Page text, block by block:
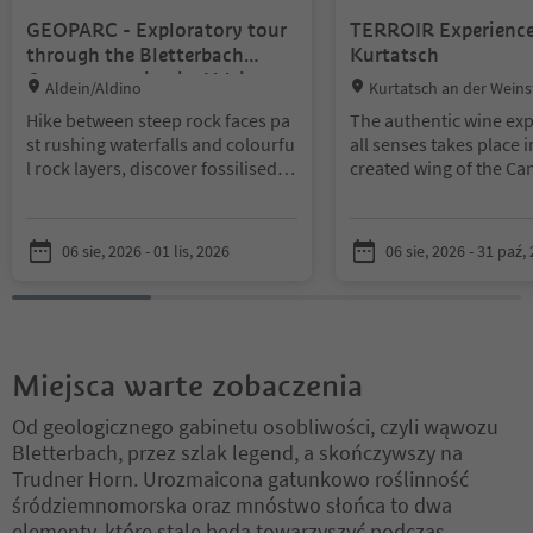
GEOPARC - Exploratory tour
through the Bletterbach
Gorge – starting in Aldein
Location:
Aldein/Aldino
Hike between steep rock faces pa
st rushing waterfalls and colourfu
l rock layers, discover fossilised pl
ed tour through the GEOPARC Blet
terbach is a special experience tra
r Centre. A forest path then leads i
nto the deep porphyry gorge mad
e of volcanic rock. From there, the
trail continues upstream to the co
lourful and varied sandstone laye
rs, where the valley widens. Scient
ists have found valuable plant fos
06 sie, 2026 - 01 lis, 2026
TERROIR
Kurtatsch
Location:
Kurtatsch an der
ine Road
The authentic wine
all senses takes place
created wing of the
the importance of
variety of Kurtatsch’s
natural rock wall and
TERROIR line.
The number of
limited to a maximum
people.
06 sie, 2026 - 31 paź,
Miejsca warte zobaczenia
Od geologicznego gabinetu osobliwości, czyli wąwozu
Bletterbach, przez szlak legend, a skończywszy na
Trudner Horn. Urozmaicona gatunkowo roślinność
śródziemnomorska oraz mnóstwo słońca to dwa